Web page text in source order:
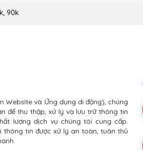
90k
Website và Ứng dụng di động), chúng
để thu thập, xử lý và lưu trữ thông tin
lượng dịch vụ chúng tôi cung cấp.
thông tin được xử lý an toàn, tuân thủ